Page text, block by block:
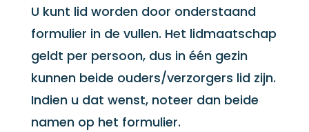
U kunt lid worden door onderstaand
formulier in de vullen. Het lidmaatschap
geldt per persoon, dus in één gezin
kunnen beide ouders/verzorgers lid zijn.
Indien u dat wenst, noteer dan beide
namen op het formulier.